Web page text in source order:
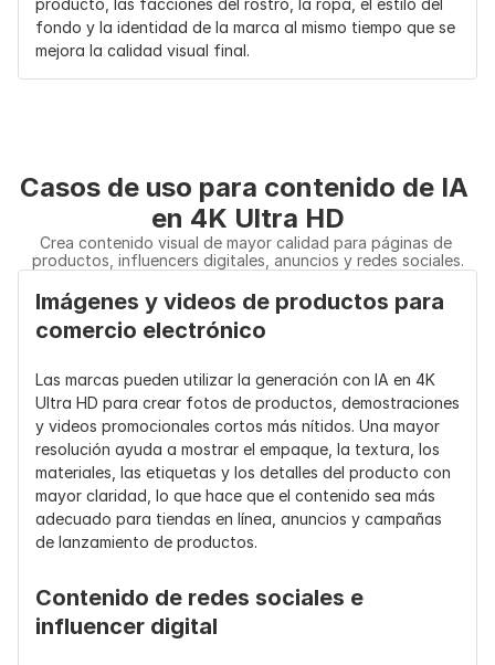
producto, las facciones del rostro, la ropa, el estilo del
fondo y la identidad de la marca al mismo tiempo que se
mejora la calidad visual final.
Casos de uso para contenido de IA
en 4K Ultra HD
Crea contenido visual de mayor calidad para páginas de
productos, influencers digitales, anuncios y redes sociales.
Imágenes y videos de productos para
comercio electrónico
Las marcas pueden utilizar la generación con IA en 4K
Ultra HD para crear fotos de productos, demostraciones
y videos promocionales cortos más nítidos. Una mayor
resolución ayuda a mostrar el empaque, la textura, los
materiales, las etiquetas y los detalles del producto con
mayor claridad, lo que hace que el contenido sea más
adecuado para tiendas en línea, anuncios y campañas
de lanzamiento de productos.
Contenido de redes sociales e
influencer digital